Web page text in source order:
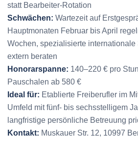
statt Bearbeiter-Rotation
Schwächen: Wartezeit auf
Hauptmonaten Februar bis April
Wochen, spezialisierte
extern beraten
Honorarspanne: 140–220 € pro
Pauschalen ab 580 €
Ideal für: Etablierte Freiberufler im
Umfeld mit fünf- bis sechsstelligem
langfristige persönliche Betreuung
Kontakt: Muskauer Str. 12, 10997